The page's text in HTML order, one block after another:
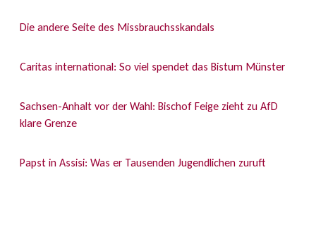
Die andere Seite des Missbrauchsskandals
Caritas international: So viel spendet das Bistum Münster
Sachsen-Anhalt vor der Wahl: Bischof Feige zieht zu AfD
klare Grenze
Papst in Assisi: Was er Tausenden Jugendlichen zuruft